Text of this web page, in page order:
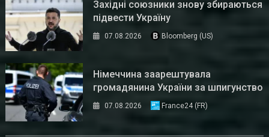
Західні союзники знову збираються
підвести Україну
07.08.2026 Bloomberg (US)
Німеччина заарештувала
громадянина України за шпигунство
07.08.2026 France24 (FR)